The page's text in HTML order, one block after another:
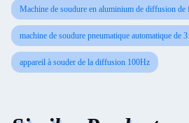
Machine de soudure en aluminium de diffusion de
machine de soudure pneumatique automatique de
appareil à souder de la diffusion 100Hz